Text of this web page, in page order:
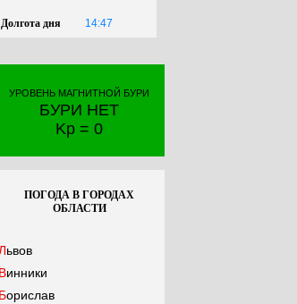
Долгота дня 14:47
УРОВЕНЬ МАГНИТНОЙ БУРИ
БУРИ НЕТ
Kp = 0
ПОГОДА В ГОРОДАХ
ОБЛАСТИ
Львов
Винники
Борислав